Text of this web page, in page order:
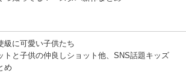
級に可愛い子供たち
トと子供の仲良しショット他、SNS話題キッズ
め